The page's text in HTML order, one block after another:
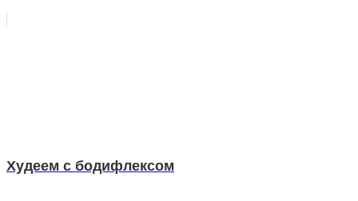
Худеем с бодифлексом